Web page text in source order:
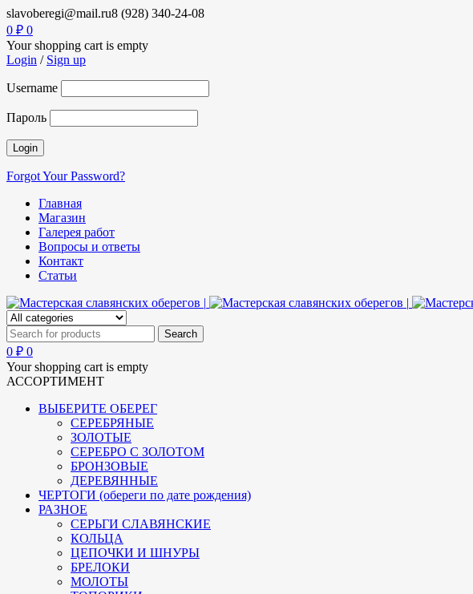
slavoberegi@mail.ru8 (928) 340-24-08
0 ₽ 0
Your shopping cart is empty
Login / Sign up
Username
Пароль
Forgot Your Password?
Главная
Магазин
Галерея работ
Вопросы и ответы
Контакт
Статьи
0 ₽ 0
Your shopping cart is empty
АССОРТИМЕНТ
ВЫБЕРИТЕ ОБЕРЕГ
СЕРЕБРЯНЫЕ
ЗОЛОТЫЕ
СЕРЕБРО С ЗОЛОТОМ
БРОНЗОВЫЕ
ДЕРЕВЯННЫЕ
ЧЕРТОГИ (обереги по дате рождения)
РАЗНОЕ
СЕРЬГИ СЛАВЯНСКИЕ
КОЛЬЦА
ЦЕПОЧКИ И ШНУРЫ
БРЕЛОКИ
МОЛОТЫ